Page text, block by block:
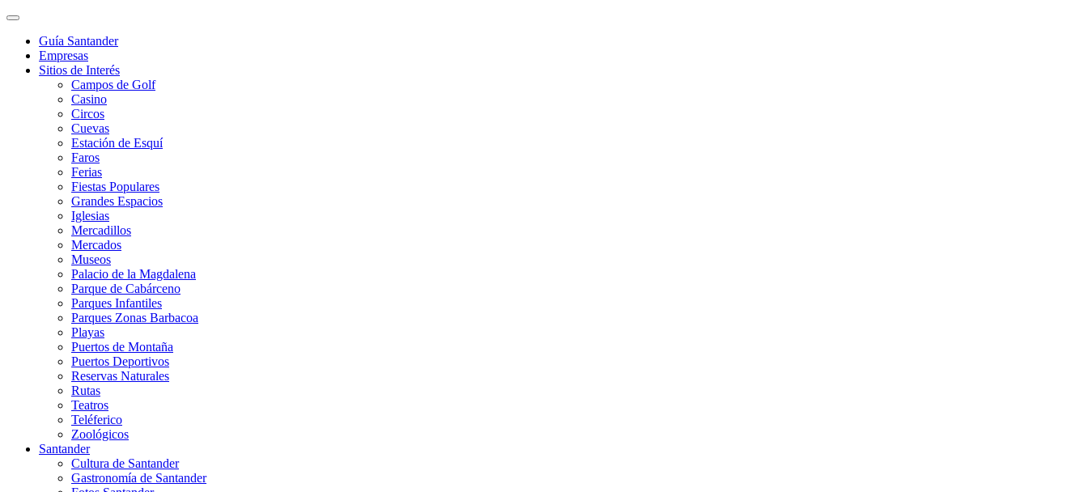
Guía Santander
Empresas
Sitios de Interés
Campos de Golf
Casino
Circos
Cuevas
Estación de Esquí
Faros
Ferias
Fiestas Populares
Grandes Espacios
Iglesias
Mercadillos
Mercados
Museos
Palacio de la Magdalena
Parque de Cabárceno
Parques Infantiles
Parques Zonas Barbacoa
Playas
Puertos de Montaña
Puertos Deportivos
Reservas Naturales
Rutas
Teatros
Teléferico
Zoológicos
Santander
Cultura de Santander
Gastronomía de Santander